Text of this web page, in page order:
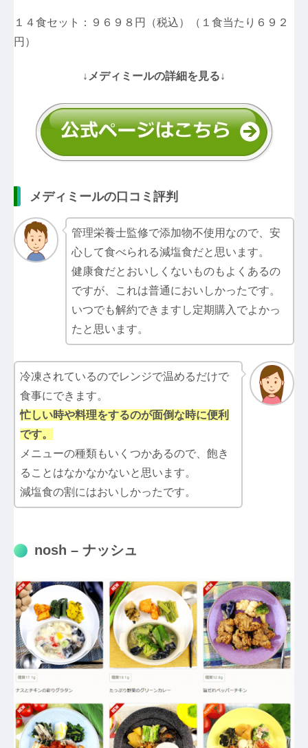
１４食セット：９６９８円（税込）（１食当たり６９２
円）
↓メディミールの詳細を見る↓
メディミールの口コミ評判
管理栄養士監修で添加物不使用なので、安
心して食べられる減塩食だと思います。
健康食だとおいしくないものもよくあるの
ですが、これは普通においしかったです。
いつでも解約できますし定期購入でよかっ
たと思います。
冷凍されているのでレンジで温めるだけで
食事にできます。
忙しい時や料理をするのが面倒な時に便利
です。
メニューの種類もいくつかあるので、飽き
ることはなかなかないと思います。
減塩食の割にはおいしかったです。
nosh – ナッシュ